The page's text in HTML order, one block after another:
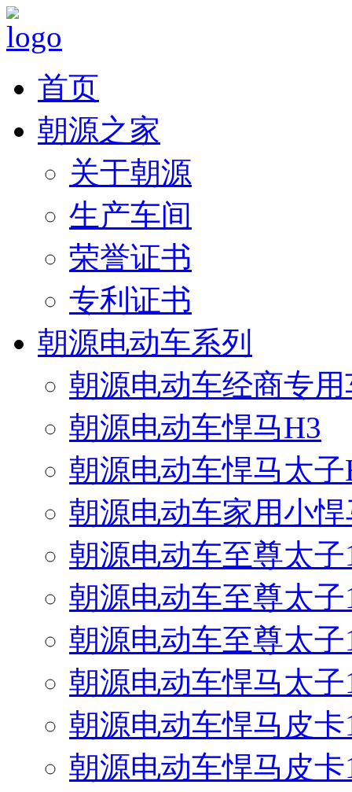
首页
朝源之家
关于朝源
生产车间
荣誉证书
专利证书
朝源电动车系列
朝源电动车经商专用
朝源电动车悍马H3
朝源电动车悍马太子
朝源电动车家用小悍
朝源电动车至尊太子
朝源电动车至尊太子
朝源电动车至尊太子
朝源电动车悍马太子
朝源电动车悍马皮卡
朝源电动车悍马皮卡